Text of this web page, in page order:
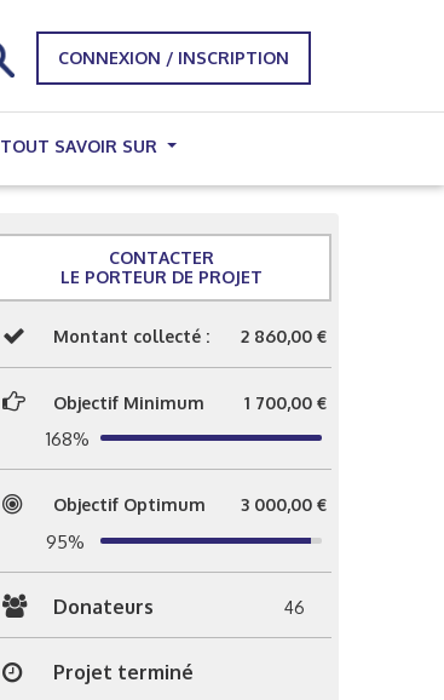
CONNEXION / INSCRIPTION
TOUT SAVOIR SUR
CONTACTER
LE PORTEUR DE PROJET
Montant collecté : 2 860,00 €
Objectif Minimum 1 700,00 €
168%
Objectif Optimum 3 000,00 €
95%
Donateurs 46
Projet terminé